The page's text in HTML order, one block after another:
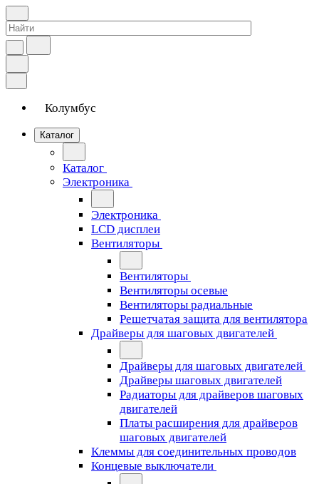
Колумбус
Каталог
Каталог
Электроника
Электроника
LCD дисплеи
Вентиляторы
Вентиляторы
Вентиляторы осевые
Вентиляторы радиальные
Решетчатая защита для вентилятора
Драйверы для шаговых двигателей
Драйверы для шаговых двигателей
Драйверы шаговых двигателей
Радиаторы для драйверов шаговых
двигателей
Платы расширения для драйверов
шаговых двигателей
Клеммы для соединительных проводов
Концевые выключатели